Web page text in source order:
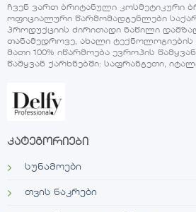
ჩვენ ვართ ბრიტანული კოსმეტიკური
ოფიციალური წარმომადგენლები
პროდუქციის ძირითადი ნაწილი
თანამედროვე, ახალი ტექნოლოგიების
მათი 100% იწარმოება ევროპის
წამყვან ქარხნებში: საფრანგეთი,
კატეგორიები
სუნამოები
თვის ნაკრები